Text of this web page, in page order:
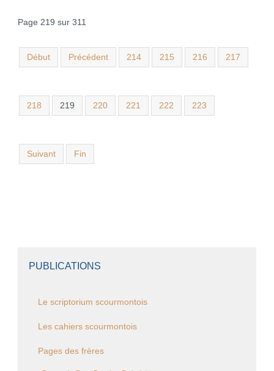
Page 219 sur 311
Début Précédent 214 215 216 217
218 219 220 221 222 223
Suivant Fin
PUBLICATIONS
Le scriptorium scourmontois
Les cahiers scourmontois
Pages des frères